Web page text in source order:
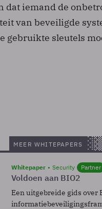
dat iemand de
van beveiligde
gebruikte sleutels
MEER WHITEPAPERS
Whitepaper Security Partner
Voldoen aan BIO2
Een uitgebreide gids over